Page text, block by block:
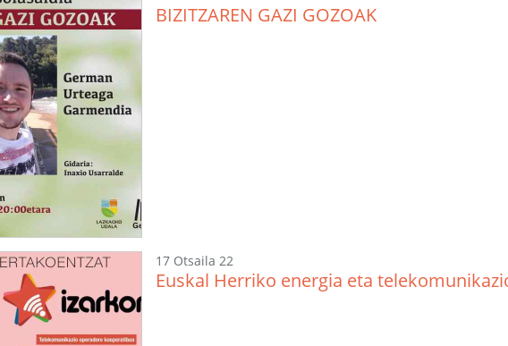
BIZITZAREN GAZI GOZOAK
17 Otsaila 22
Euskal Herriko energia eta